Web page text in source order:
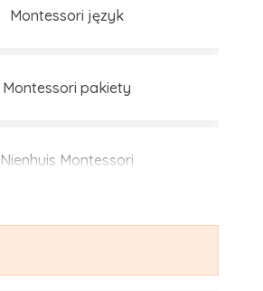
Montessori język
Montessori pakiety
Nienhuis Montessori